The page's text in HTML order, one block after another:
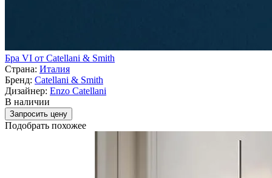
Бра VI от Catellani & Smith
Страна: Италия
Бренд: Catellani & Smith
Дизайнер: Enzo Catellani
В наличии
Запросить цену
Подобрать похожее